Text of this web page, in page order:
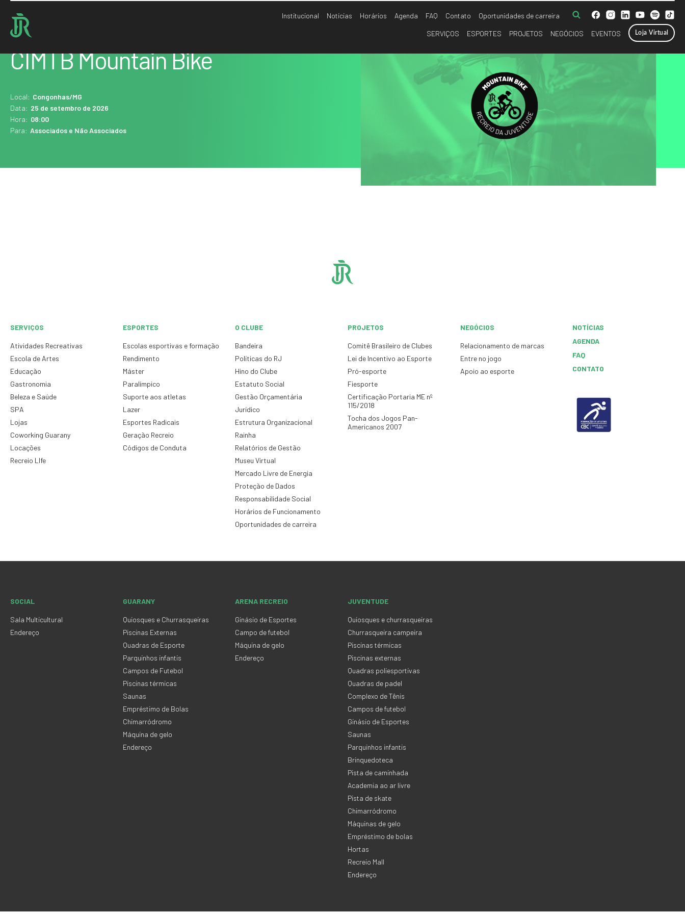
SERVIÇOS ESPORTES PROJETOS NEGÓCIOS EVENTOS Loja Virtual
Institucional Notícias Horários Agenda FAQ Contato Oportunidades de carreira
Home : Agenda
CIMTB Mountain Bike
Local: Congonhas/MG
Data: 25 de setembro de 2026
Hora: 08:00
Para: Associados e Não Associados
SERVIÇOS
Atividades Recreativas
Escola de Artes
Educação
Gastronomia
Beleza e Saúde
SPA
Lojas
Coworking Guarany
Locações
Recreio LIfe
ESPORTES
Escolas esportivas e formação
Rendimento
Máster
Paralímpico
Suporte aos atletas
Lazer
Esportes Radicais
Geração Recreio
Códigos de Conduta
O CLUBE
Bandeira
Políticas do RJ
Hino do Clube
Estatuto Social
Gestão Orçamentária
Jurídico
Estrutura Organizacional
Rainha
Relatórios de Gestão
Museu Virtual
Mercado Livre de Energia
Proteção de Dados
Responsabilidade Social
Horários de Funcionamento
Oportunidades de carreira
PROJETOS
Comitê Brasileiro de Clubes
Lei de Incentivo ao Esporte
Pró-esporte
Fiesporte
Certificação Portaria ME nº
115/2018
Tocha dos Jogos Pan-
Americanos 2007
NEGÓCIOS
Relacionamento de marcas
Entre no jogo
Apoio ao esporte
NOTÍCIAS
AGENDA
FAQ
CONTATO
SOCIAL
Sala Multicultural
Endereço
GUARANY
Quiosques e Churrasqueiras
Piscinas Externas
Quadras de Esporte
Parquinhos infantis
Campos de Futebol
Piscinas térmicas
Saunas
Empréstimo de Bolas
Chimarródromo
Máquina de gelo
Endereço
ARENA RECREIO
Ginásio de Esportes
Campo de futebol
Máquina de gelo
Endereço
JUVENTUDE
Quiosques e churrasqueiras
Churrasqueira campeira
Piscinas térmicas
Piscinas externas
Quadras poliesportivas
Quadras de padel
Complexo de Tênis
Campos de futebol
Ginásio de Esportes
Saunas
Parquinhos infantis
Brinquedoteca
Pista de caminhada
Academia ao ar livre
Pista de skate
Chimarródromo
Máquinas de gelo
Empréstimo de bolas
Hortas
Recreio Mall
Endereço